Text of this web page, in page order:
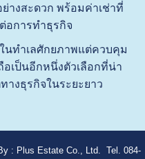
างสะดวก พร้อมค่าเช่าที่
อการทำธุรกิจ
นทำเลศักยภาพแต่ควบคุม
เป็นอีกหนึ่งตัวเลือกที่น่า
างธุรกิจในระยะยาว
: Plus Estate Co., Ltd. Tel. 084-